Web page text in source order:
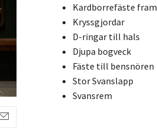
Kardborrefäste fram
Kryssgjordar
D-ringar till hals
Djupa bogveck
Fäste till bensnören
Stor Svanslapp
Svansrem